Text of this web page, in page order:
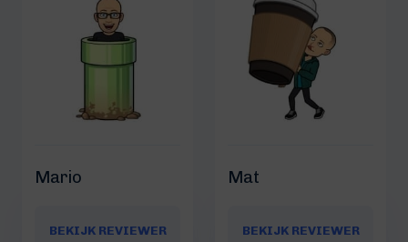
Mario
BEKIJK REVIEWER
Mat
BEKIJK REVIEWER